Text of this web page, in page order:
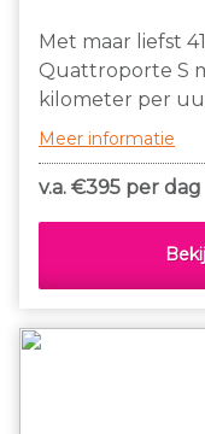
Met maar liefst
Quattroporte S
kilometer per
altijd een plaatje
Meer informatie
v.a. €395 per dag